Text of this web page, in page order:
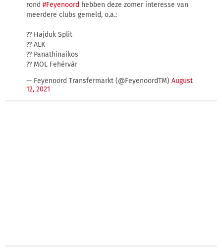
rond #Feyenoord hebben deze zomer interesse van
meerdere clubs gemeld, o.a.:
?? Hajduk Split
?? AEK
?? Panathinaikos
?? MOL Fehérvár
— Feyenoord Transfermarkt (@FeyenoordTM) August
12, 2021